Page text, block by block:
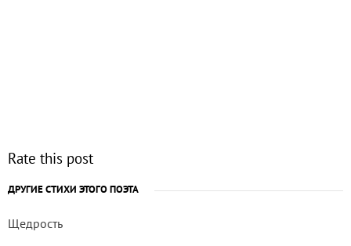
Rate this post
ДРУГИЕ СТИХИ ЭТОГО ПОЭТА
Щедрость